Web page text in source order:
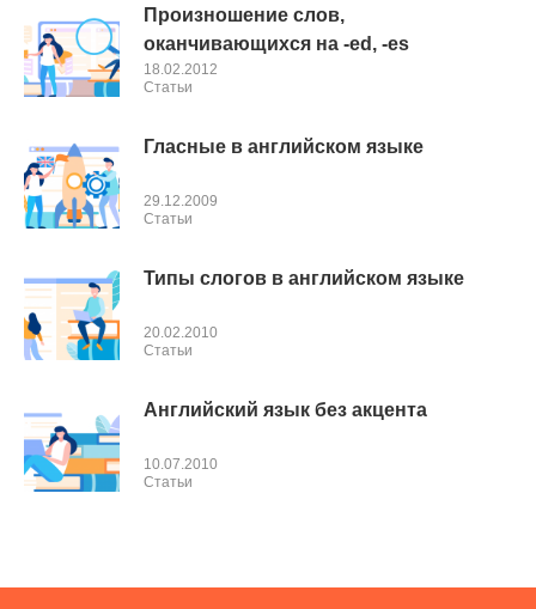
Произношение слов,
оканчивающихся на -ed, -es
18.02.2012
Cтатьи
Гласные в английском языке
29.12.2009
Cтатьи
Типы слогов в английском языке
20.02.2010
Cтатьи
Английский язык без акцента
10.07.2010
Cтатьи